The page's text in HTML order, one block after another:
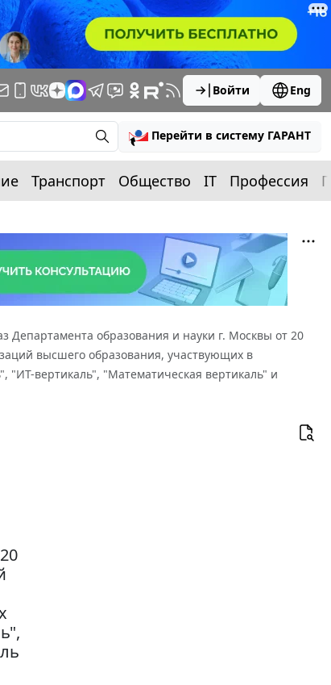
Войти Eng
Перейти в систему ГАРАНТ
Транспорт Общество IT Профессия
Департамента образования и науки г. Москвы от 20
высшего образования, участвующих в
"ИТ-вертикаль", "Математическая вертикаль" и